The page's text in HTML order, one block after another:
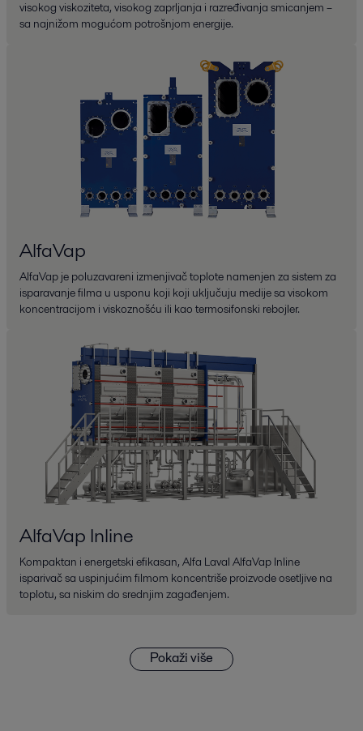
visokog viskoziteta, visokog zaprljanja i razređivanja smicanjem –
sa najnižom mogućom potrošnjom energije.
AlfaVap
AlfaVap je poluzavareni izmenjivač toplote namenjen za sistem za
isparavanje filma u usponu koji koji uključuju medije sa visokom
koncentracijom i viskoznošću ili kao termosifonski rebojler.
AlfaVap Inline
Kompaktan i energetski efikasan, Alfa Laval AlfaVap Inline
isparivač sa uspinjućim filmom koncentriše proizvode osetljive na
toplotu, sa niskim do srednjim zagađenjem.
Pokaži više